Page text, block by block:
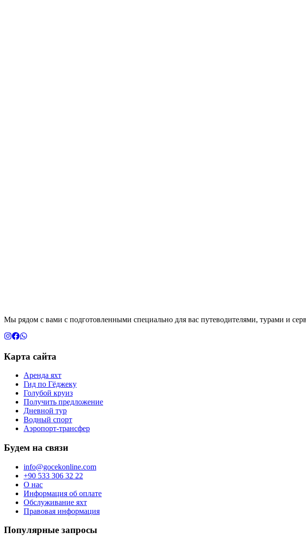
Мы рядом с вами с подготовленными специально для вас путеводителями, турами и
Карта сайта
Аренда яхт
Гид по Гёджеку
Голубой круиз
Получить предложение
Дневной тур
Водный спорт
Аэропорт-трансфер
Будем на связи
info@gocekonline.com
+90 533 306 32 22
О нас
Информация об оплате
Обслуживание яхт
Правовая информация
Популярные запросы